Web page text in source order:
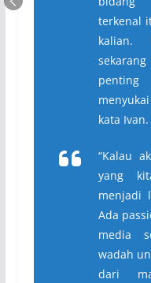
terkenal
kalian.
kata Ivan.
“Kalau
yang
menjadi
Ada
media
wadah
dari